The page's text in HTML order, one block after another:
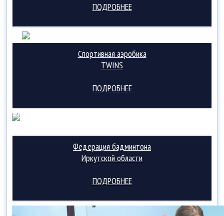
ПОДРОБНЕЕ
Спортивная аэробика
TWINS
ПОДРОБНЕЕ
Федерация бадминтона
Иркутской области
ПОДРОБНЕЕ